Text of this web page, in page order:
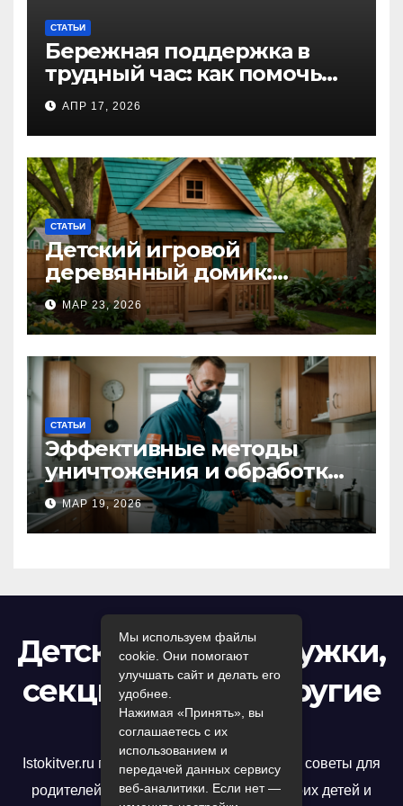
СТАТЬИ
Бережная поддержка в
трудный час: как помочь
близкому справиться с
алкогольной
интоксикацией и
сохранить семью
АПР 17, 2026
СТАТЬИ
Детский игровой
деревянный домик:
волшебное пространство
для самых маленьких от
Kastum
МАР 23, 2026
СТАТЬИ
Эффективные методы
уничтожения и обработки
тараканов в Москве:
профессиональный подход
к дезинсекции квартир и
МАР 19, 2026
Детский досуг: кружки,
секции, игры и другие
развлечения
Istokitver.ru предлагает полезные статьи и советы для
родителей, которые хотят развивать своих детей и
Мы используем файлы
cookie. Они помогают
улучшать сайт и делать его
удобнее.
Нажимая «Принять», вы
соглашаетесь с их
использованием и
передачей данных сервису
веб-аналитики. Если нет —